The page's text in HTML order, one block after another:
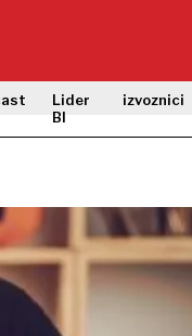
Lider
BI
izvoznici